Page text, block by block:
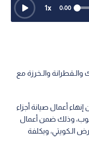
0:00
1x
والـخرزة مع
أعمال صيانة أجزاء
وذلك ضمن أعمال
الـكويتي، وبكلفة